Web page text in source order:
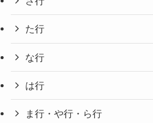
た行
な行
は行
ま行・や行・ら行